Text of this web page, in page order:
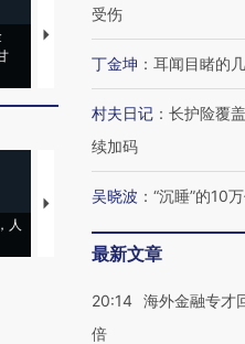
马航飞行员跨国走私7万
粒摇头丸 尿检体内含3种
视
度Z
育
人
【推广】走进第四届链博
受伤
丁金坤 ： 耳闻目睹的
村夫日记 ： 长护险覆
续加码
吴晓波 ： “沉睡”的10
最新文章
20:14 海外金融专才
倍